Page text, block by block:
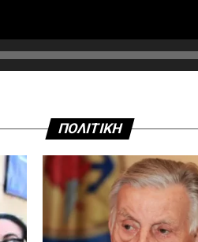
ΠΟΛΙΤΙΚΗ